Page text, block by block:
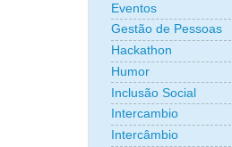
Eventos
Gestão de Pessoas
Hackathon
Humor
Inclusão Social
Intercambio
Intercâmbio